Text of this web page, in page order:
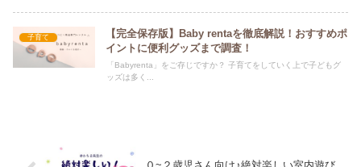
子育て
【完全保存版】Baby rentaを徹底解説！おすすめポ
イントに便利グッズまで調査！
「Babyrenta」をご存じですか？ 子育てをしていく上で子どもグ
ッズは多く...